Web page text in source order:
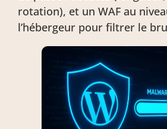
rotation), et un WAF au
l’hébergeur pour filtrer le